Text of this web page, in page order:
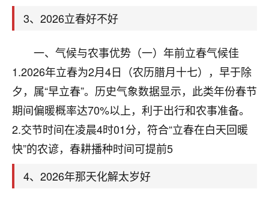
3、2026立春好不好
一、气候与农事优势（一）年前立春气候佳
1.2026年立春为2月4日（农历腊月十七），早于除
夕，属“早立春”。历史气象数据显示，此类年份春节
期间偏暖概率达70%以上，利于出行和农事准备。
2.交节时间在凌晨4时01分，符合“立春在白天回暖
快”的农谚，春耕播种时间可提前5
4、2026年那天化解太岁好
回事？
鹿森：你可以找老师看看，人有时不服命不行
啊！
太阳当空赵：我也做餐饮的，生意不算大，但
是我从找店开始都是找慧来老师跟进的，选
址、风水、还有开业日子，哪哪都看了，虽然
大环境不好，但是我家生意还可以，前几天又
刚找老师做了补财库，希望财运更好一点！